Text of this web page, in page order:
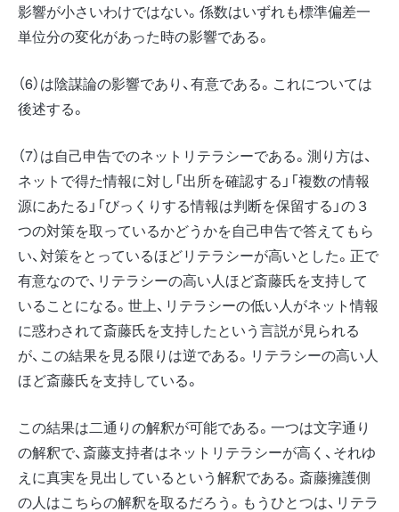
影響が小さいわけではない。係数はいずれも標準偏差一
単位分の変化があった時の影響である。
（6）は陰謀論の影響であり、有意である。これについては
後述する。
（7）は自己申告でのネットリテラシーである。測り方は、
ネットで得た情報に対し「出所を確認する」「複数の情報
源にあたる」「びっくりする情報は判断を保留する」の３
つの対策を取っているかどうかを自己申告で答えてもら
い、対策をとっているほどリテラシーが高いとした。正で
有意なので、リテラシーの高い人ほど斎藤氏を支持して
いることになる。世上、リテラシーの低い人がネット情報
に惑わされて斎藤氏を支持したという言説が見られる
が、この結果を見る限りは逆である。リテラシーの高い人
ほど斎藤氏を支持している。
この結果は二通りの解釈が可能である。一つは文字通り
の解釈で、斎藤支持者はネットリテラシーが高く、それゆ
えに真実を見出しているという解釈である。斎藤擁護側
の人はこちらの解釈を取るだろう。もうひとつは、リテラ